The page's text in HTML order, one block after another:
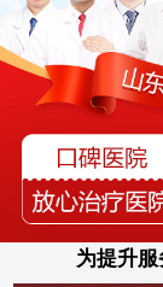
为提升